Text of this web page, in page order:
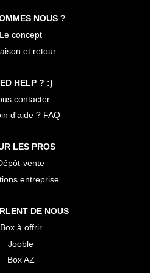
NOUS ?
Le concept
et retour
HELP ? :)
contacter
d'aide ? FAQ
LES PROS
vente
entreprise
DE NOUS
Box à offrir
Jooble
Box AZ